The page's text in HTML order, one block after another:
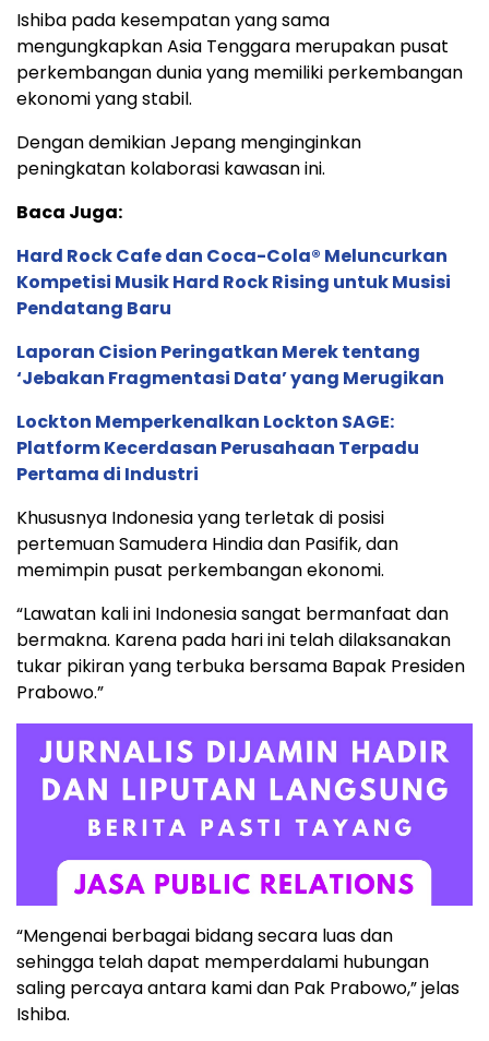
Ishiba pada kesempatan yang sama
mengungkapkan Asia Tenggara merupakan pusat
perkembangan dunia yang memiliki perkembangan
ekonomi yang stabil.
Dengan demikian Jepang menginginkan
peningkatan kolaborasi kawasan ini.
Baca Juga:
Hard Rock Cafe dan Coca-Cola® Meluncurkan
Kompetisi Musik Hard Rock Rising untuk Musisi
Pendatang Baru
Laporan Cision Peringatkan Merek tentang
‘Jebakan Fragmentasi Data’ yang Merugikan
Lockton Memperkenalkan Lockton SAGE:
Platform Kecerdasan Perusahaan Terpadu
Pertama di Industri
Khususnya Indonesia yang terletak di posisi
pertemuan Samudera Hindia dan Pasifik, dan
memimpin pusat perkembangan ekonomi.
“Lawatan kali ini Indonesia sangat bermanfaat dan
bermakna. Karena pada hari ini telah dilaksanakan
tukar pikiran yang terbuka bersama Bapak Presiden
Prabowo.”
“Mengenai berbagai bidang secara luas dan
sehingga telah dapat memperdalami hubungan
saling percaya antara kami dan Pak Prabowo,” jelas
Ishiba.